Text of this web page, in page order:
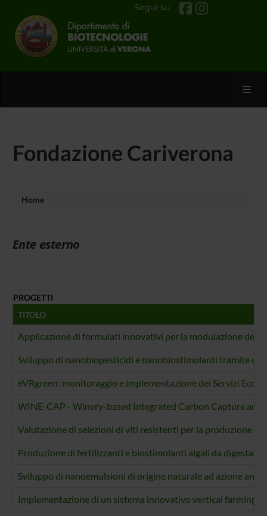
Segui su
Fondazione Cariverona
Home
Ente esterno
PROGETTI
TITOLO
Applicazione di formulati innovativi per la modulazione
Sviluppo di nanobiopesticidi e nanobiostimolanti tramite
èVRgreen: monitoraggio e implementazione dei Servizi
WINE-CAP - Winery-based Integrated Carbon Capture and
Valutazione di selezioni di viti resistenti per la produzione
Produzione di fertilizzanti e biostimolanti algali da digestati
Sviluppo di nanoemulsioni di origine naturale ad azione
Implementazione di un sistema innovativo vertical farming